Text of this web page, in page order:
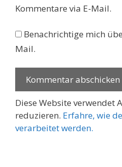
Kommentare via E-Mail.
Benachrichtige mich
Mail.
Diese Website verwendet
reduzieren. Erfahre, wie
verarbeitet werden.